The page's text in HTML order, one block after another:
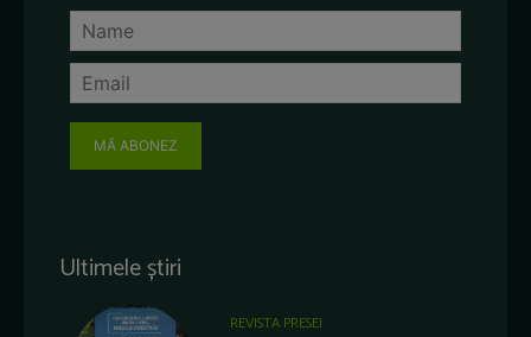
MĂ ABONEZ
Ultimele știri
REVISTA PRESEI